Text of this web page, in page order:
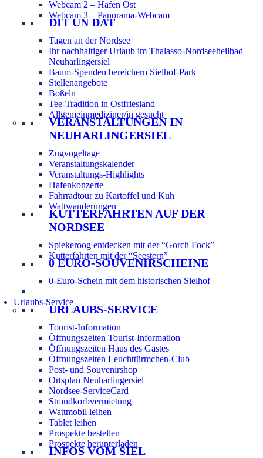
Webcam 2 – Hafen Ost
Webcam 3 – Panorama-Webcam
DIT UN DAT
Tagen an der Nordsee
Ihr nachhaltiger Urlaub im Thalasso-Nordseeheilbad
Neuharlingersiel
Baum-Spenden bereichern Sielhof-Park
Stellenangebote
Boßeln
Tee-Tradition in Ostfriesland
Allgemeinmediziner/in gesucht
VERANSTALTUNGEN IN
NEUHARLINGERSIEL
Zugvogeltage
Veranstaltungskalender
Veranstaltungs-Highlights
Hafenkonzerte
Fahrradtour zu Kartoffel und Kuh
Wattwanderungen
KUTTERFAHRTEN AUF DER
NORDSEE
Spiekeroog entdecken mit der “Gorch Fock”
Kutterfahrten mit der “Seestern”
0 EURO-SOUVENIRSCHEINE
0-Euro-Schein mit dem historischen Sielhof
Urlaubs-Service
URLAUBS-SERVICE
Tourist-Information
Öffnungszeiten Tourist-Information
Öffnungszeiten Haus des Gastes
Öffnungszeiten Leuchttürmchen-Club
Post- und Souvenirshop
Ortsplan Neuharlingersiel
Nordsee-ServiceCard
Strandkorbvermietung
Wattmobil leihen
Tablet leihen
Prospekte bestellen
Prospekte herunterladen
INFOS VOM SIEL